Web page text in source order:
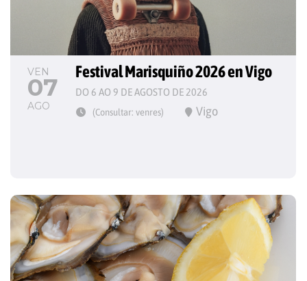
VEN
07
AGO
Festival Marisquiño 2026 en Vigo
DO 6 AO 9 DE AGOSTO DE 2026
(Consultar: venres) Vigo